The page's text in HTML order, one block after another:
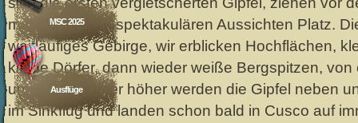
MSC 2025
Ausflüge
machen neuen spektakulären Aussichten Platz.
weitläufiges Gebirge, wir erblicken Hochflächen,
kleine Dörfer, dann wieder weiße Bergspitzen,
umkränzt. Immer höher werden die Gipfel neben
im Sinkflug und landen schon bald in Cusco auf